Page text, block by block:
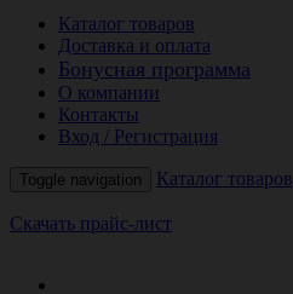
Каталог товаров
Доставка и оплата
Бонусная программа
О компании
Контакты
Вход / Регистрация
Toggle navigation Каталог товаров
Скачать прайс-лист